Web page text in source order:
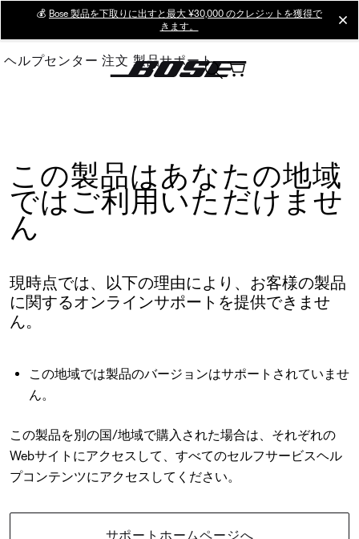
Main
💰 Bose 製品を下取りに出すと最大 ¥30,000 のクレジットを獲得で
きます。
ヘルプセンター 注文 製品サポート
この製品はあなたの地域
ではご利用いただけませ
ん
現時点では、以下の理由により、お客様の製品
に関するオンラインサポートを提供できませ
ん。
この地域では製品のバージョンはサポートされていませ
ん。
この製品を別の国/地域で購入された場合は、それぞれの
Webサイトにアクセスして、すべてのセルフサービスヘル
プコンテンツにアクセスしてください。
サポートホームページへ